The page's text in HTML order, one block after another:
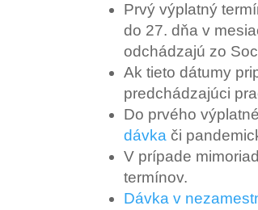
Prvý výplatný
do 27. dňa v
odchádzajú zo
Ak tieto dátumy
predchádzajúci
Do prvého
dávka či
V prípade
termínov.
Dávka v